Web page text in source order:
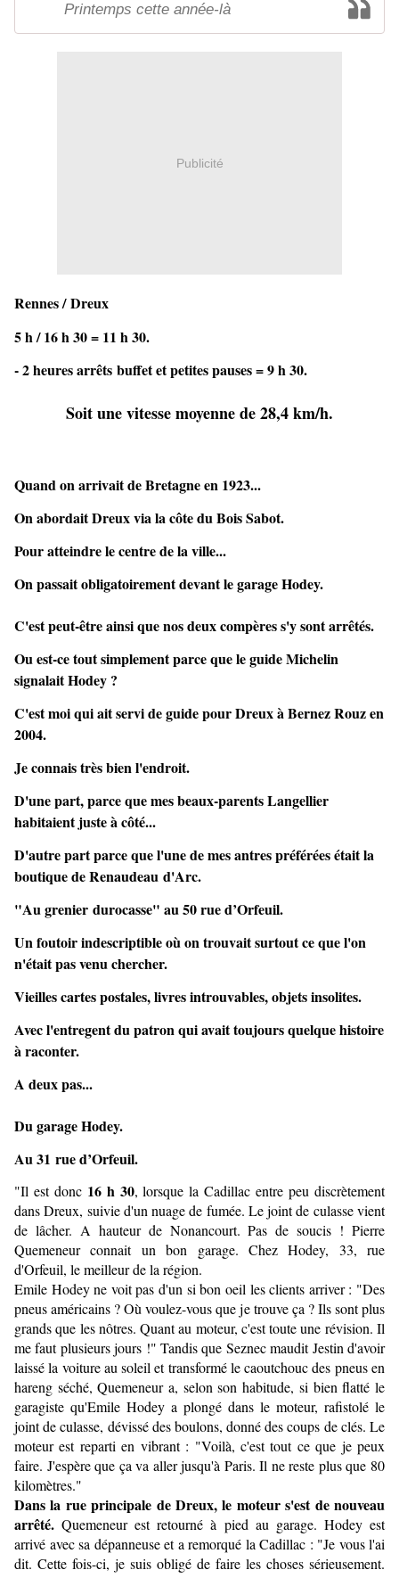
Printemps cette année-là
Publicité
Rennes /Dreux
5 h / 16 h 30 = 11 h 30.
- 2 heures arrêts buffet et petites pauses = 9 h 30.
Soit une vitesse moyenne de 28,4 km/h.
Quand on arrivait de Bretagne en 1923...
On abordait Dreux via la côte du Bois Sabot.
Pour atteindre le centre de la ville...
On passait obligatoirement devant le garage Hodey.
C'est peut-être ainsi que nos deux compères s'y sont arrêtés.
Ou est-ce tout simplement parce que le guide Michelin
signalait Hodey ?
C'est moi qui ait servi de guide pour Dreux à Bernez Rouz en
2004.
Je connais très bien l'endroit.
D'une part, parce que mes beaux-parents Langellier
habitaient juste à côté...
D'autre part parce que l'une de mes antres préférées était la
boutique de Renaudeau d'Arc.
"Au grenier durocasse" au 50 rue d’Orfeuil.
Un foutoir indescriptible où on trouvait surtout ce que l'on
n'était pas venu chercher.
Vieilles cartes postales, livres introuvables, objets insolites.
Avec l'entregent du patron qui avait toujours quelque histoire
à raconter.
A deux pas...
Du garage Hodey.
Au 31 rue d’Orfeuil.
"Il est donc 16 h 30, lorsque la Cadillac entre peu discrètement
dans Dreux, suivie d'un nuage de fumée. Le joint de culasse vient
de lâcher. A hauteur de Nonancourt. Pas de soucis ! Pierre
Quemeneur connait un bon garage. Chez Hodey, 33, rue
d'Orfeuil, le meilleur de la région.
Emile Hodey ne voit pas d'un si bon oeil les clients arriver : "Des
pneus américains ? Où voulez-vous que je trouve ça ? Ils sont plus
grands que les nôtres. Quant au moteur, c'est toute une révision. Il
me faut plusieurs jours !" Tandis que Seznec maudit Jestin d'avoir
laissé la voiture au soleil et transformé le caoutchouc des pneus en
hareng séché, Quemeneur a, selon son habitude, si bien flatté le
garagiste qu'Emile Hodey a plongé dans le moteur, rafistolé le
joint de culasse, dévissé des boulons, donné des coups de clés. Le
moteur est reparti en vibrant : "Voilà, c'est tout ce que je peux
faire. J'espère que ça va aller jusqu'à Paris. Il ne reste plus que 80
kilomètres."
Dans la rue principale de Dreux, le moteur s'est de nouveau
arrêté. Quemeneur est retourné à pied au garage. Hodey est
arrivé avec sa dépanneuse et a remorqué la Cadillac : "Je vous l'ai
dit. Cette fois-ci, je suis obligé de faire les choses sérieusement.